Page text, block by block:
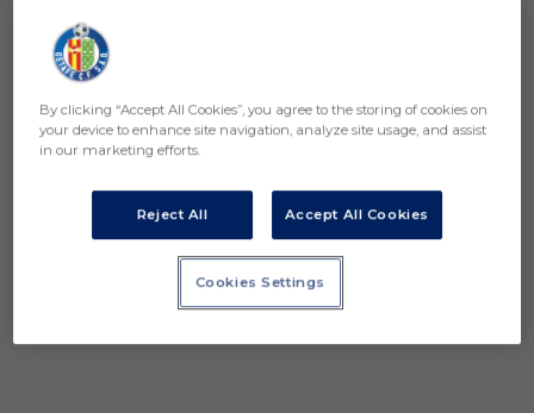
By clicking “Accept All Cookies”, you agree to the storing of cookies on
your device to enhance site navigation, analyze site usage, and assist
in our marketing efforts.
Reject All Accept All Cookies
Cookies Settings